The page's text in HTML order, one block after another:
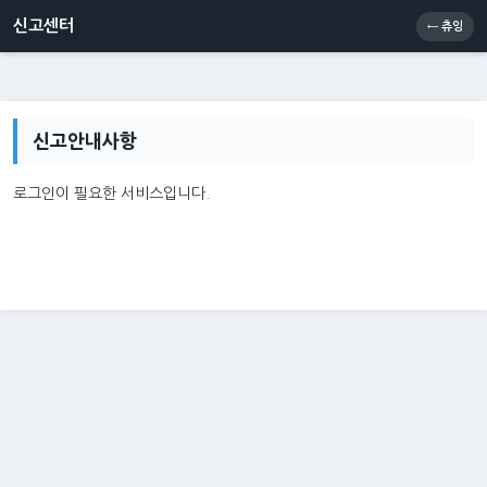
신고센터 메인
신고센터 ← 츄잉
신고안내사항
로그인이 필요한 서비스입니다.